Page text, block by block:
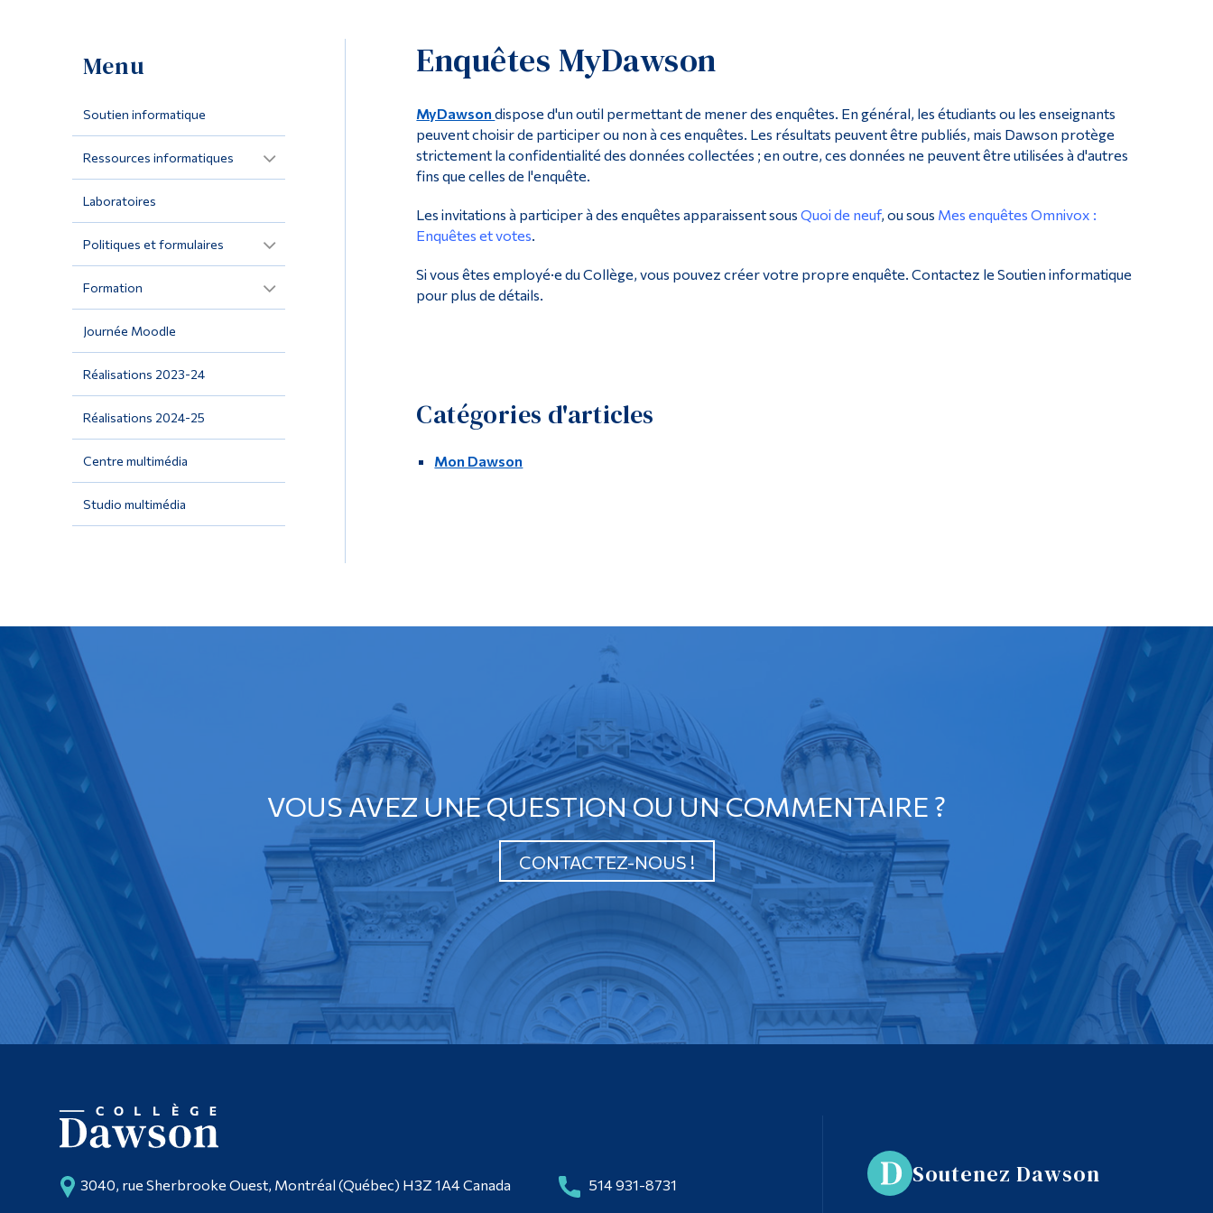
Menu
Soutien informatique
Ressources informatiques
Laboratoires
Politiques et formulaires
Formation
Journée Moodle
Réalisations 2023-24
Réalisations 2024-25
Centre multimédia
Studio multimédia
Enquêtes MyDawson
MyDawsondispose d'un outil permettant de mener des enquêtes. En général, les étudiants ou les enseignants
peuvent choisir de participer ou non à ces enquêtes. Les résultats peuvent être publiés, mais Dawson protège
strictement la confidentialité des données collectées ; en outre, ces données ne peuvent être utilisées à d'autres
fins que celles de l'enquête.
Les invitations à participer à des enquêtes apparaissent sousQuoi de neuf, ou sous Mes enquêtes Omnivox :
Enquêtes et votes.
Si vous êtes employé·e du Collège, vous pouvez créer votre propre enquête. Contactez le Soutien informatique
pour plus de détails.
Catégories d'articles
Mon Dawson
VOUS AVEZ UNE QUESTION OU UN COMMENTAIRE ?
CONTACTEZ-NOUS !
3040, rue Sherbrooke Ouest, Montréal (Québec) H3Z 1A4 Canada 514 931-8731 Soutenez Dawson
Programmes
Formation continue
La vie à Dawson
Futurs étudiants